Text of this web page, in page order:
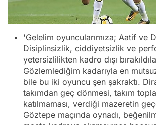
'Gelelim oyuncularımıza; Aatif ve
Disiplinsizlik, ciddiyetsizlik ve
yetersizlilikten kadro dışı
Gözlemlediğim kadarıyla en
bile bu iki oyuncu şen şakraktı.
takımdan geç dönmesi, takım
katılmaması, verdiği mazeretin
Göztepe maçında oynadı,